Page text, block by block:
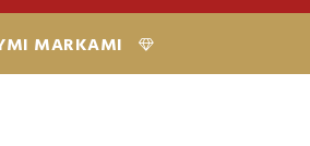
MARKAMI